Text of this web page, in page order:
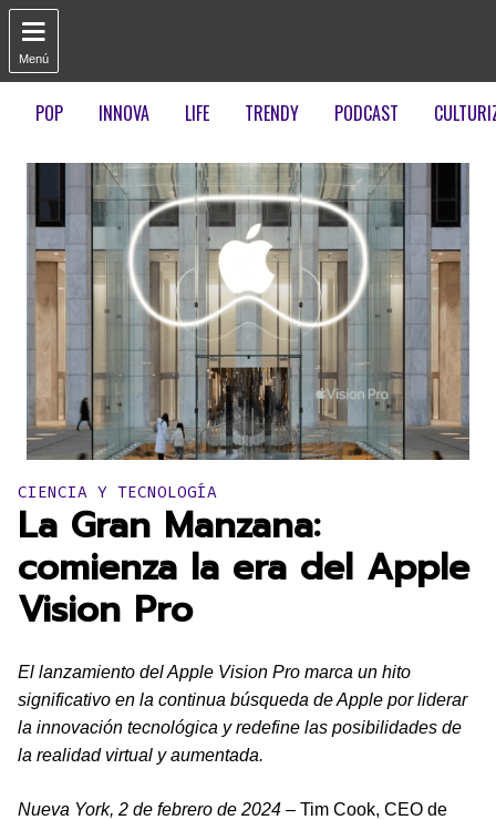

Menú
POP INNOVA LIFE TRENDY PODCAST
Publicado en:
CIENCIA Y TECNOLOGÍA
La Gran Manzana:
comienza la era del Apple
Vision Pro
El lanzamiento del Apple Vision Pro marca un hito
significativo en la continua búsqueda de Apple por liderar
la innovación tecnológica y redefine las posibilidades de
la realidad virtual y aumentada.
Nueva York, 2 de febrero de 2024 – Tim Cook, CEO de